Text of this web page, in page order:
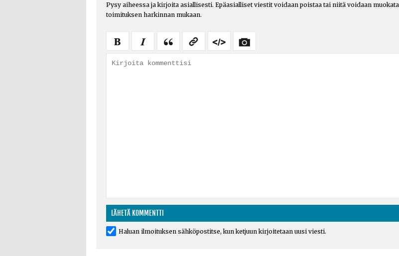
Pysy aiheessa ja kirjoita asiallisesti. Epäasialliset viestit voidaan poistaa tai niitä voidaan muokata
toimituksen harkinnan mukaan.
Haluan ilmoituksen sähköpostitse, kun ketjuun kirjoitetaan uusi viesti.